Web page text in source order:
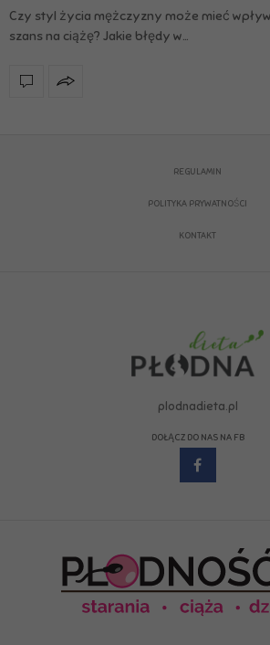
Czy styl życia mężczyzny może mieć
szans na ciążę? Jakie błędy w…
REGULAMIN
POLITYKA PRYWATNOŚCI
KONTAKT
plodnadieta.pl
DOŁĄCZ DO NAS NA FB